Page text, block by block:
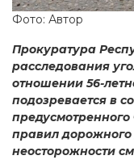
Фото: Автор
Прокуратура
расследования
отношении 56-
подозревается в
правил
неосторожности